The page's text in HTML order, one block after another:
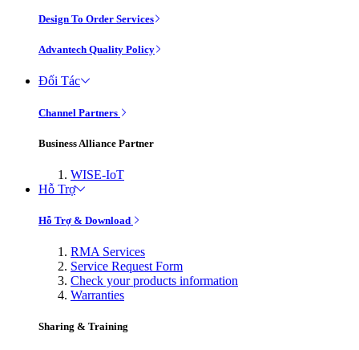
Design To Order Services
Advantech Quality Policy
Đối Tác
Channel Partners
Business Alliance Partner
WISE-IoT
Hỗ Trợ
Hỗ Trợ & Download
RMA Services
Service Request Form
Check your products information
Warranties
Sharing & Training